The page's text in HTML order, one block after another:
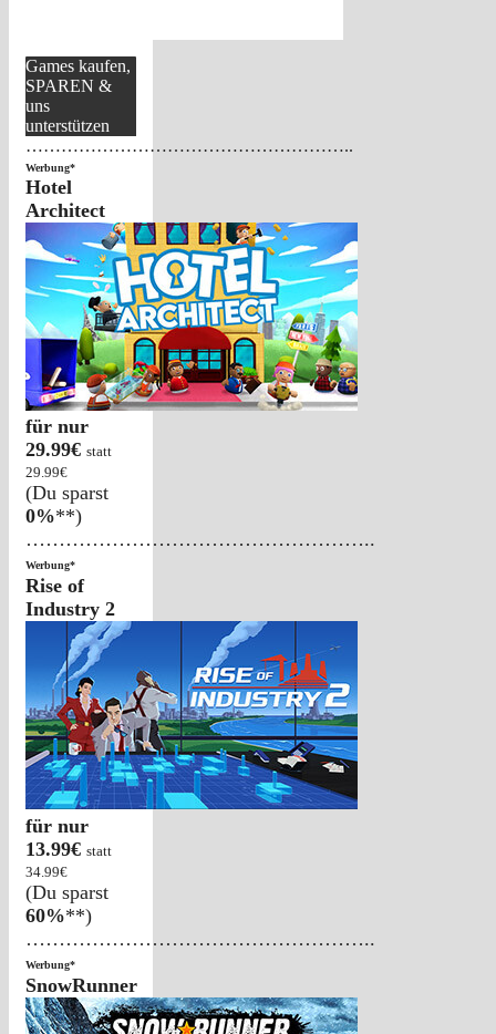
Games kaufen,
SPAREN &
uns
unterstützen
………………………………………………..
Werbung*
Hotel
Architect
für nur
29.99€ statt
29.99€
(Du sparst
0%**)
……………………………………………..
Werbung*
Rise of
Industry 2
für nur
13.99€ statt
34.99€
(Du sparst
60%**)
……………………………………………..
Werbung*
SnowRunner